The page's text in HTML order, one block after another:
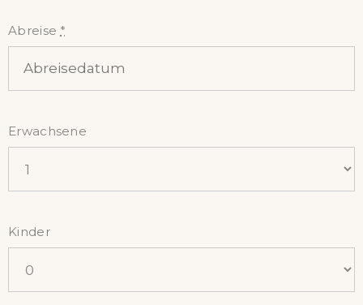
Abreise *
Erwachsene
Kinder